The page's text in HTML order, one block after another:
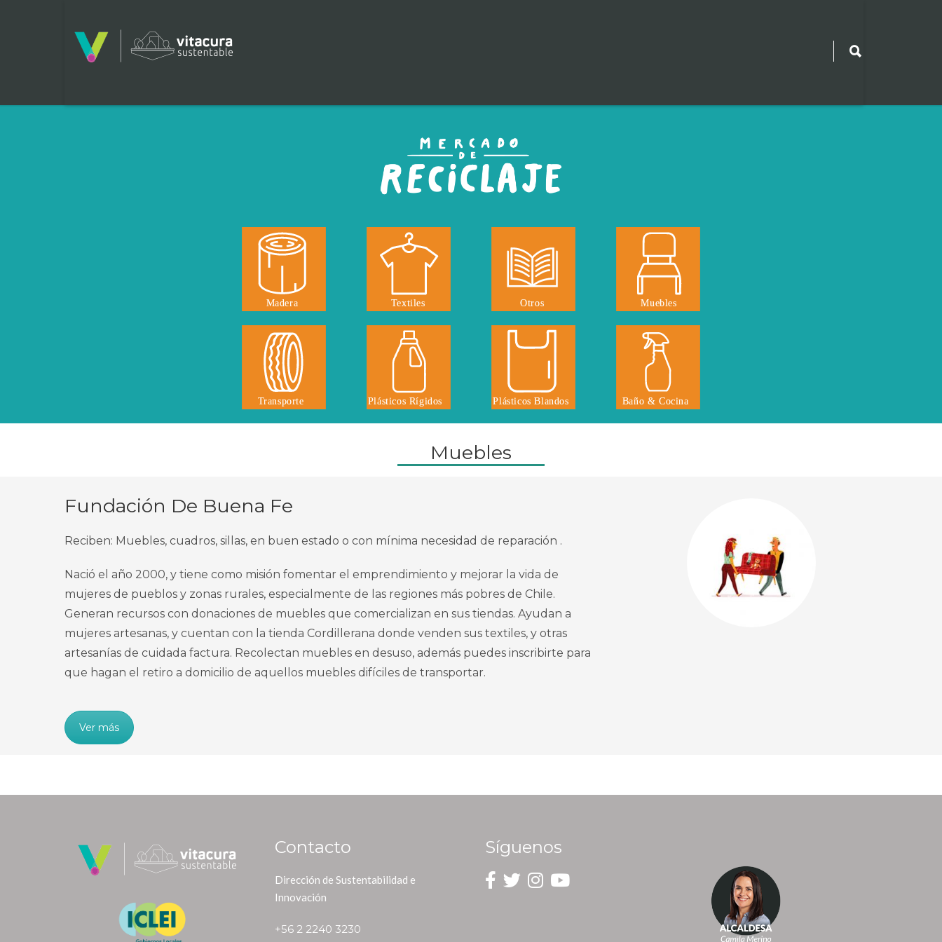
Muebles
Fundación De Buena Fe
Reciben: Muebles, cuadros, sillas, en buen estado o con mínima necesidad de reparación .
Nació el año 2000, y tiene como misión fomentar el emprendimiento y mejorar la vida de
mujeres de pueblos y zonas rurales, especialmente de las regiones más pobres de Chile.
Generan recursos con donaciones de muebles que comercializan en sus tiendas. Ayudan a
mujeres artesanas, y cuentan con la tienda Cordillerana donde venden sus textiles, y otras
artesanías de cuidada factura. Recolectan muebles en desuso, además puedes inscribirte para
que hagan el retiro a domicilio de aquellos muebles difíciles de transportar.
Ver más
Contacto
Dirección de Sustentabilidad e
Innovación
+56 2 2240 3230
Síguenos